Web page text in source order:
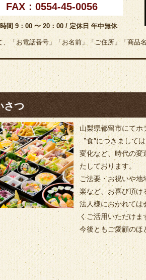
FAX：0554-45-0056
間 9：00 〜 20：00 / 定休日 年中無休
、「お電話番号」「お名前」「ご住所」「商品
さつ
山梨県都留市にてホ
〝食″につきまして
変化など、時代の変
たしております。
ご法要・お祝いや地
楽など、お喜び頂け
法人様におかれては
くご活用いただけま
今後ともご愛顧のほ